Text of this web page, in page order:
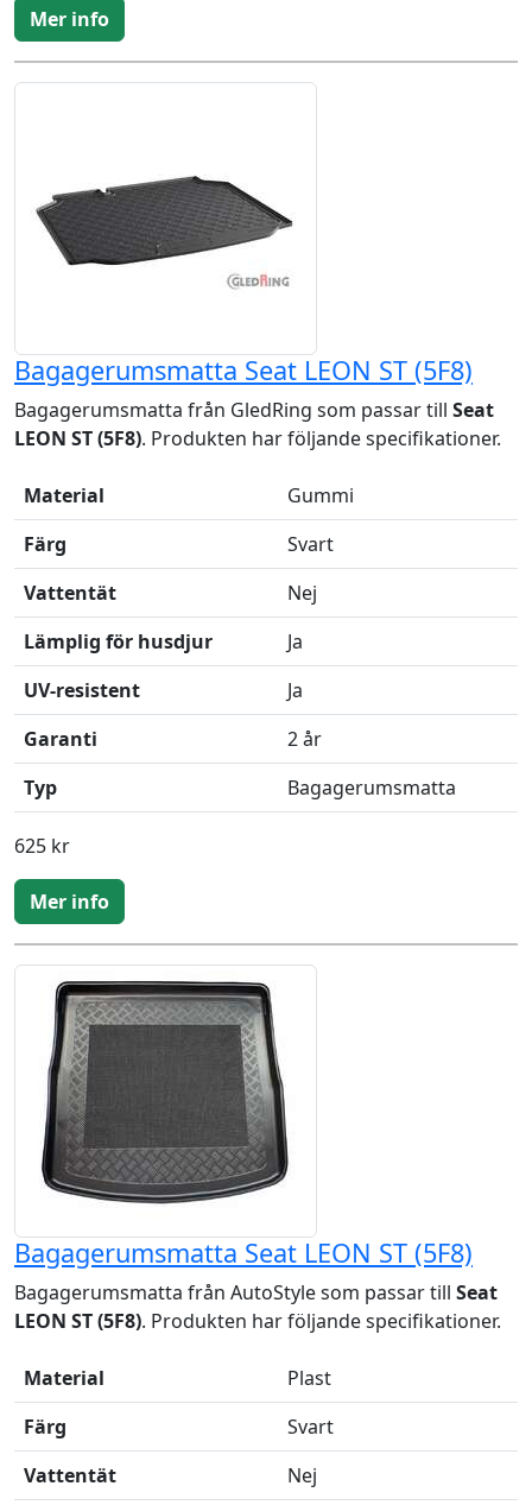
Mer info
Bagagerumsmatta Seat LEON ST (5F8)
Bagagerumsmatta från GledRing som passar till Seat
LEON ST (5F8). Produkten har följande specifikationer.
Material
Gummi
Färg
Svart
Vattentät
Nej
Lämplig för husdjur
Ja
UV-resistent
Ja
Garanti
2 år
Typ
Bagagerumsmatta
625 kr
Mer info
Bagagerumsmatta Seat LEON ST (5F8)
Bagagerumsmatta från AutoStyle som passar till Seat
LEON ST (5F8). Produkten har följande specifikationer.
Material
Plast
Färg
Svart
Vattentät
Nej